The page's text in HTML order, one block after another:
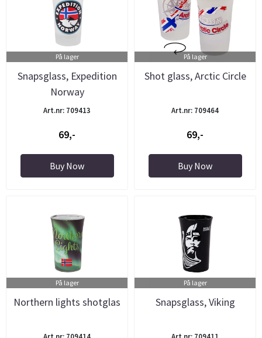
På lager
Snapsglass, Expedition
Norway
Art.nr: 709413
69,-
Buy Now
På lager
Shot glass, Arctic Circle
Art.nr: 709464
69,-
Buy Now
På lager
Northern lights shotglas
På lager
Snapsglass, Viking